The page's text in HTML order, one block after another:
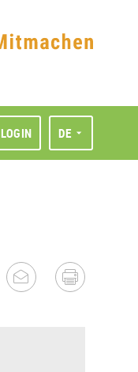
LOGIN DE